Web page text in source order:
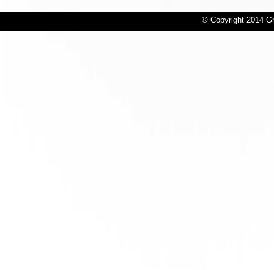
© Copyright 2014